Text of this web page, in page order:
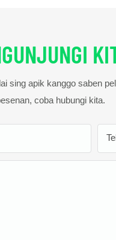
sing apik kanggo saben
coba hubungi kita.